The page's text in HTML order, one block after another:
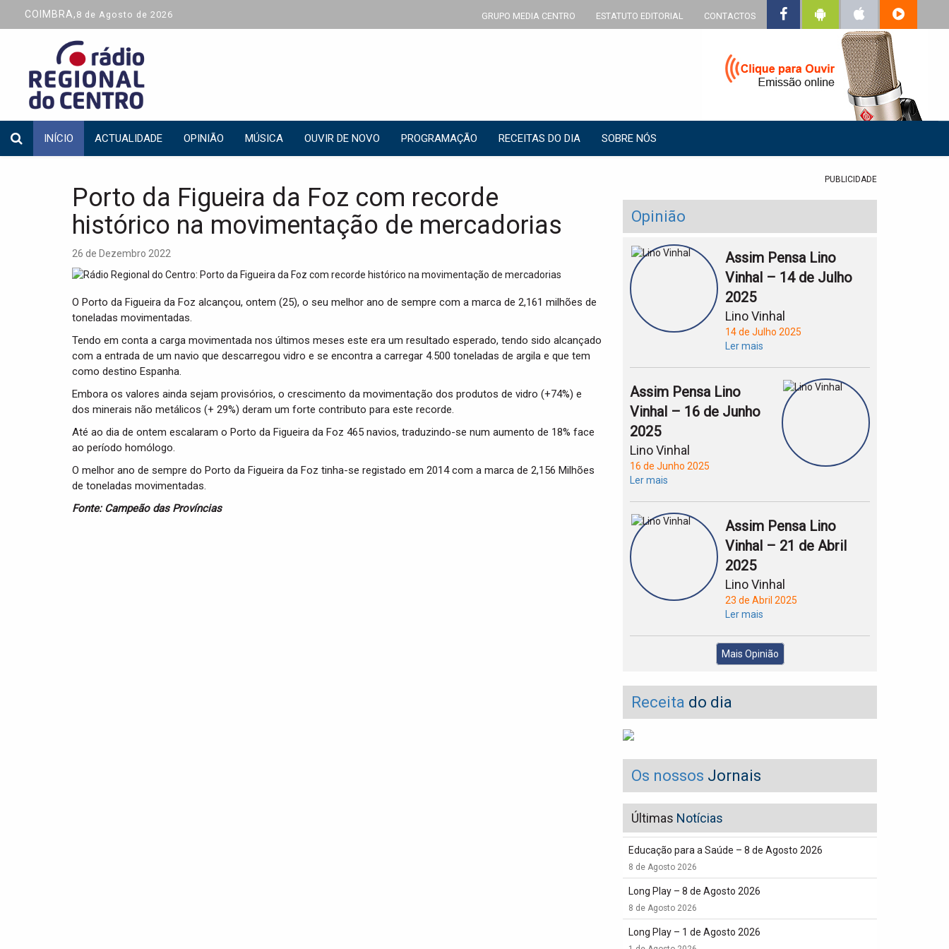
COIMBRA, 8 de Agosto de 2026 GRUPO MEDIA CENTRO ESTATUTO EDITORIAL CONTACTOS
INÍCIO ACTUALIDADE OPINIÃO MÚSICA OUVIR DE NOVO PROGRAMAÇÃO RECEITAS DO DIA SOBRE NÓS
Porto da Figueira da Foz com recorde
histórico na movimentação de mercadorias
26 de Dezembro 2022
O Porto da Figueira da Foz alcançou, ontem (25), o seu melhor ano de sempre com a marca de 2,161 milhões de
toneladas movimentadas.
Tendo em conta a carga movimentada nos últimos meses este era um resultado esperado, tendo sido alcançado
com a entrada de um navio que descarregou vidro e se encontra a carregar 4.500 toneladas de argila e que tem
como destino Espanha.
Embora os valores ainda sejam provisórios, o crescimento da movimentação dos produtos de vidro (+74%) e
dos minerais não metálicos (+ 29%) deram um forte contributo para este recorde.
Até ao dia de ontem escalaram o Porto da Figueira da Foz 465 navios, traduzindo-se num aumento de 18% face
ao período homólogo.
O melhor ano de sempre do Porto da Figueira da Foz tinha-se registado em 2014 com a marca de 2,156 Milhões
de toneladas movimentadas.
Fonte: Campeão das Províncias
PUBLICIDADE
Opinião
Assim Pensa Lino
Vinhal – 14 de Julho
2025
Lino Vinhal
14 de Julho 2025
Ler mais
Assim Pensa Lino
Vinhal – 16 de Junho
2025
Lino Vinhal
16 de Junho 2025
Ler mais
Assim Pensa Lino
Vinhal – 21 de Abril
2025
Lino Vinhal
23 de Abril 2025
Ler mais
Mais Opinião
Receita do dia
Os nossos Jornais
Últimas Notícias
Educação para a Saúde – 8 de Agosto 2026
8 de Agosto 2026
Long Play – 8 de Agosto 2026
8 de Agosto 2026
Long Play – 1 de Agosto 2026